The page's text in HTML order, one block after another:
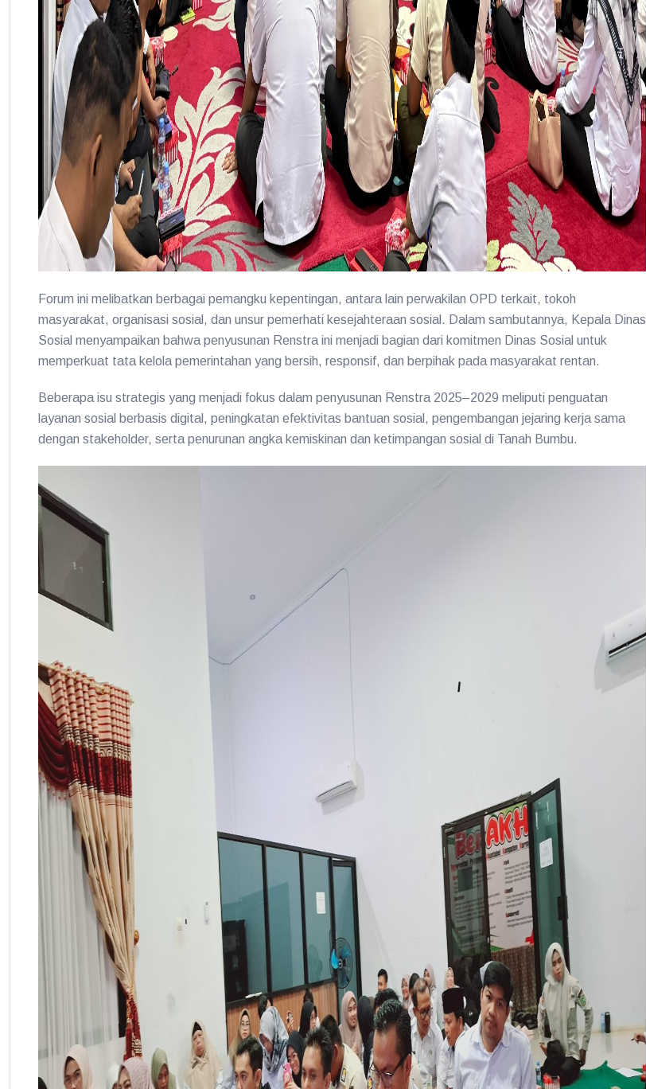
Forum ini melibatkan berbagai pemangku kepentingan, antara lain perwakilan OPD terkait, tokoh
masyarakat, organisasi sosial, dan unsur pemerhati kesejahteraan sosial. Dalam sambutannya, Kepala Dinas
Sosial menyampaikan bahwa penyusunan Renstra ini menjadi bagian dari komitmen Dinas Sosial untuk
memperkuat tata kelola pemerintahan yang bersih, responsif, dan berpihak pada masyarakat rentan.
Beberapa isu strategis yang menjadi fokus dalam penyusunan Renstra 2025–2029 meliputi penguatan
layanan sosial berbasis digital, peningkatan efektivitas bantuan sosial, pengembangan jejaring kerja sama
dengan stakeholder, serta penurunan angka kemiskinan dan ketimpangan sosial di Tanah Bumbu.